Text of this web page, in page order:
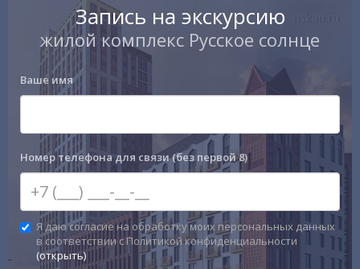
Запись на экскурсию
жилой комплекс Русское солнце
Ваше имя
Номер телефона для связи (без первой 8)
Я даю согласие на обработку моих персональных данных
в соответствии с Политикой конфиденциальности
(открыть)